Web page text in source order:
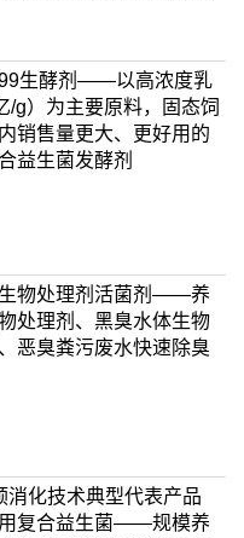
生酵剂——以高浓度乳
/g）为主要原料，固态饲
销售量更大、更好用的
益生菌发酵剂
物处理剂活菌剂——养
处理剂、黑臭水体生物
恶臭粪污废水快速除臭
消化技术典型代表产品
复合益生菌——规模养